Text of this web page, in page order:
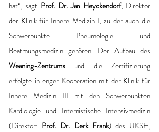
hat“, sagt Prof. Dr. Jan Heyckendorf, Direktor
der Klinik für Innere Medizin I, zu der auch die
Schwerpunkte Pneumologie und
Weaning-Zentrums und die Zertifizierung
erfolgte in enger Kooperation mit der Klinik für
Innere Medizin III mit den Schwerpunkten
Kardiologie und Internistische Intensivmedizin
(Direktor: Prof. Dr. Derk Frank) des UKSH,